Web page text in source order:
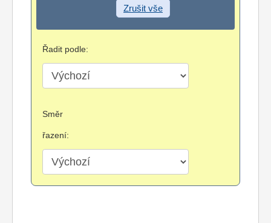
Zrušit vše
Řadit podle:
Směr
řazení: